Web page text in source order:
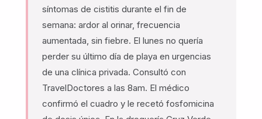
síntomas de cistitis durante el fin de
semana: ardor al orinar, frecuencia
aumentada, sin fiebre. El lunes no quería
perder su último día de playa en urgencias
de una clínica privada. Consultó con
TravelDoctores a las 8am. El médico
confirmó el cuadro y le recetó fosfomicina